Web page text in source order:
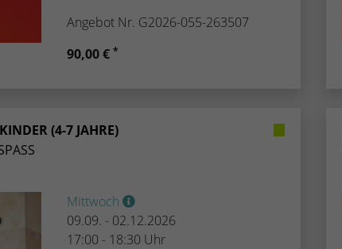
Angebot Nr. G2026-055-263507
90,00 € *
(4-7 JAHRE)
Mittwoch
09.09. - 02.12.2026
17:00 - 18:30 Uhr